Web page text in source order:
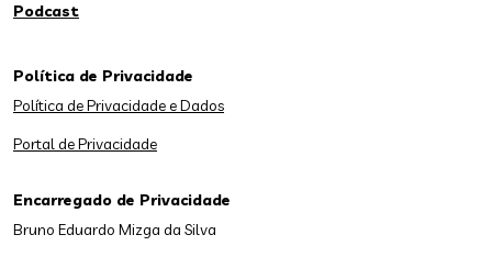
Podcast
Política de Privacidade
Política de Privacidade e Dados
Portal de Privacidade
Encarregado de Privacidade
Bruno Eduardo Mizga da Silva